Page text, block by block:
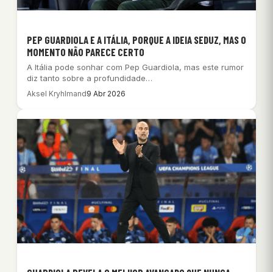
PEP GUARDIOLA E A ITÁLIA, PORQUE A IDEIA SEDUZ, MAS O
MOMENTO NÃO PARECE CERTO
A Itália pode sonhar com Pep Guardiola, mas este rumor
diz tanto sobre a profundidade…
Aksel Kryhlmand9 Abr 2026